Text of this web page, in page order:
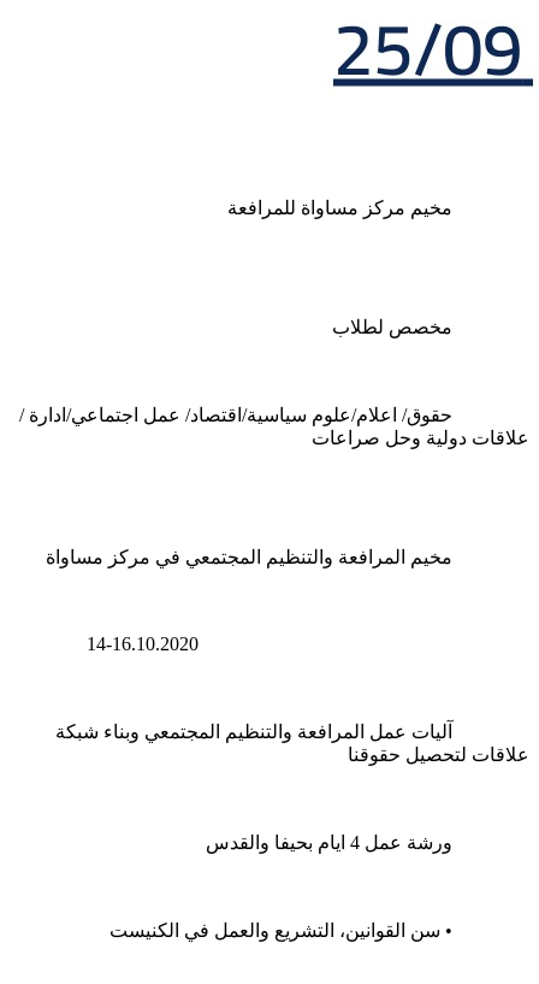
علاقات دولية وحل صراعات
		14-16.10.2020
علاقات لتحصيل حقوقنا